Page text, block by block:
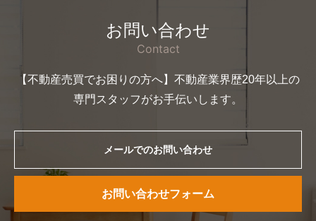
お問い合わせ
Contact
【不動産売買でお困りの方へ】不動産業界歴20年以上の
専門スタッフがお手伝いします。
メールでのお問い合わせ
お問い合わせフォーム